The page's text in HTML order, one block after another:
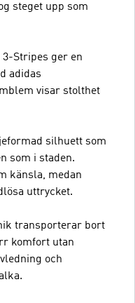
steget upp som
Stripes ger en
adidas
visar stolthet
silhuett som
som i staden.
känsla, medan
uttrycket.
transporterar bort
komfort utan
och